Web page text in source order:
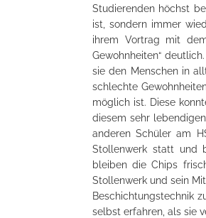
Studierenden höchst
ist, sondern immer
ihrem Vortrag mit
Gewohnheiten“
sie den Menschen in
schlechte
möglich ist. Diese
diesem sehr
anderen Schüler am
Stollenwerk statt und
bleiben die Chips
Stollenwerk und sein
Beschichtungstechnik
selbst erfahren, als sie